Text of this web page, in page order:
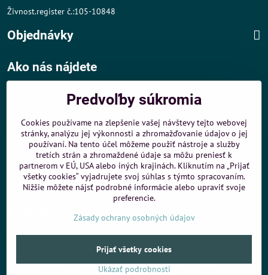
Živnost.register č.:105-10848
Objednávky
Ako nás nájdete
- v tesnej blízkosti diaľničného obchvatu
- dobré parkovacie možnosti 40 m od predajne
MHD:
- 200 m od zastávky MHD Záporožská - autobusy č. 80 a 88
- 250 m od zastávky MHD ŽST Petržalka - autobus 99
Sme umiestnení uShopMania- Internetové nákupy
©2026Copyright
Predvoľby súkromiaZásady ochrany osobných údajov
Predvoľby súkromia
Cookies používame na zlepšenie vašej návštevy tejto webovej
stránky, analýzu jej výkonnosti a zhromažďovanie údajov o jej
používaní. Na tento účel môžeme použiť nástroje a služby
tretích strán a zhromaždené údaje sa môžu preniesť k
partnerom v EÚ, USA alebo iných krajinách. Kliknutím na „Prijať
všetky cookies“ vyjadrujete svoj súhlas s týmto spracovaním.
Nižšie môžete nájsť podrobné informácie alebo upraviť svoje
preferencie.
Zásady ochrany osobných údajov
Ukázať podrobnosti
Prijať všetky cookies